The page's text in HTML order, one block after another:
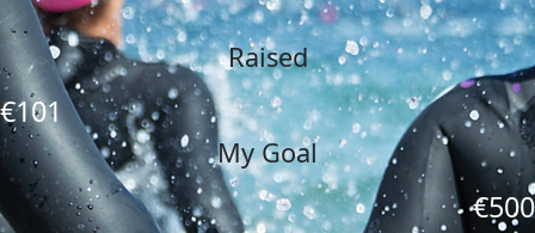
Raised
€101
My Goal
€500